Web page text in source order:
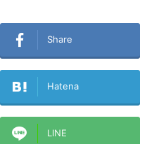
Share
Hatena
LINE